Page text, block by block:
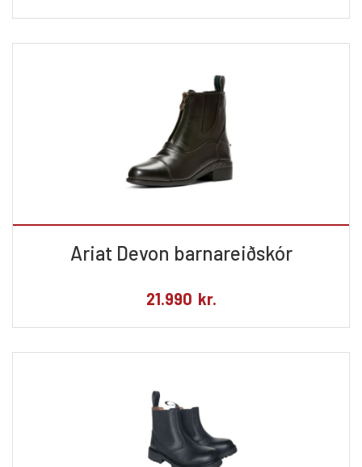
Ariat Devon barnareiðskór
21.990 kr.